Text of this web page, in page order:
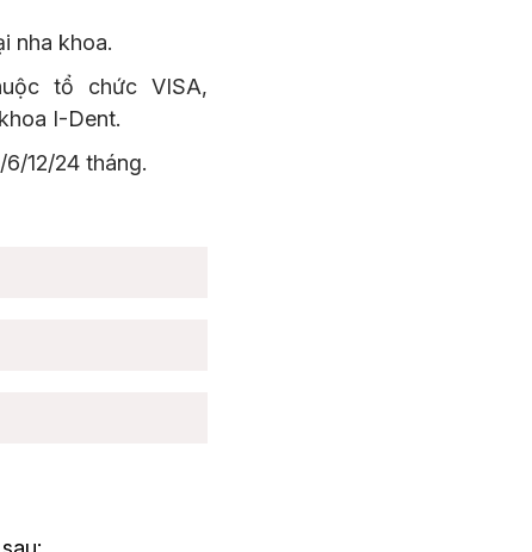
nha khoa.
tổ chức VISA,
I-Dent.
12/24 tháng.